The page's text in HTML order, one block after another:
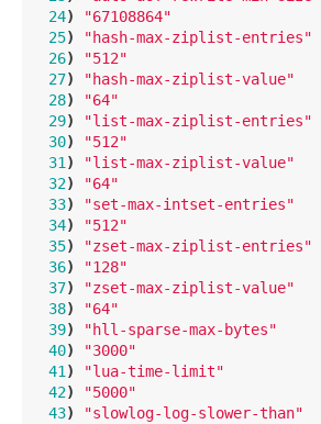
24)
"67108864"
25)
"hash-max-ziplist-entries"
26)
"512"
27)
"hash-max-ziplist-value"
28)
"64"
29)
"list-max-ziplist-entries"
30)
"512"
31 )
"list-max-ziplist-value"
32)
"64"
33)
"set-max-intset-entries"
34)
"512"
35)
"zset-max-ziplist-entries"
36)
"128"
37)
"zset-max-ziplist-value"
38)
"64"
39)
"hll-sparse-max-bytes"
40)
"3000"
41 )
"lua-time-limit"
42)
"5000"
43)
"slowlog-log-slower-than"